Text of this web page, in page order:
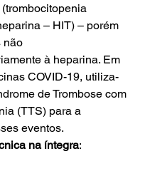
– HIT) – porém
não
à heparina. Em
COVID-19, utiliza-
de Trombose com
(TTS) para a
eventos.
na íntegra: